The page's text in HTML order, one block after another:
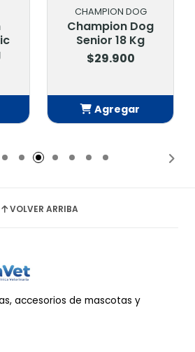
CHAMPION DOG
Champion Dog
Senior 18 Kg
$29.900
Agregar
VOLVER ARRIBA
accesorios de mascotas y